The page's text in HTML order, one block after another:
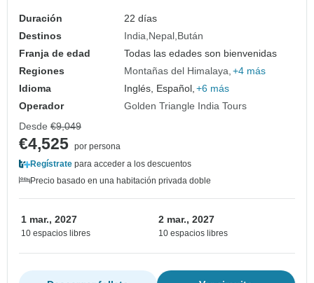
Duración
22 días
Destinos
India Nepal Bután
Franja de edad
Todas las edades son bienvenidas
Regiones
Montañas del Himalaya +4 más
Idioma
Inglés, Español, +6 más
Operador
Golden Triangle India Tours
Desde €9,049
€4,525 por persona
Regístrate para acceder a los descuentos
Precio basado en una habitación privada doble
1 mar., 2027
10 espacios libres
2 mar., 2027
10 espacios libres